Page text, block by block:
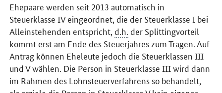
Ehepaare werden seit 2013 automatisch in
Steuerklasse IV eingeordnet, die der Steuerklasse I bei
Alleinstehenden entspricht, d.h. der Splittingvorteil
kommt erst am Ende des Steuerjahres zum Tragen. Auf
Antrag können Eheleute jedoch die Steuerklassen III
und V wählen. Die Person in Steuerklasse III wird dann
im Rahmen des Lohnsteuerverfahrens so behandelt,